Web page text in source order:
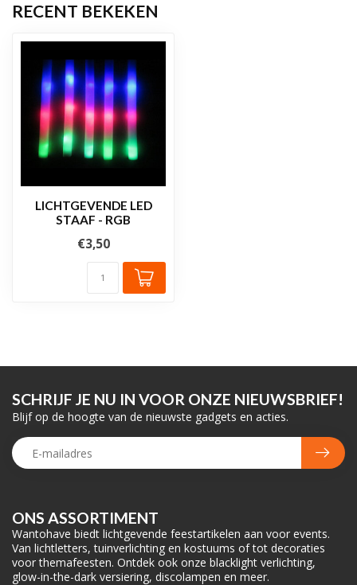
RECENT BEKEKEN
LICHTGEVENDE LED
STAAF - RGB
€3,50
ONS ASSORTIMENT
Wantohave biedt lichtgevende feestartikelen aan voor events.
Van lichtletters, tuinverlichting en kostuums of tot decoraties
voor themafeesten. Ontdek ook onze blacklight verlichting,
glow-in-the-dark versiering, discolampen en meer.
SCHRIJF JE NU IN VOOR ONZE NIEUWSBRIEF!
Blijf op de hoogte van de nieuwste gadgets en acties.